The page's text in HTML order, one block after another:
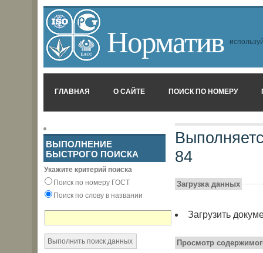
Норматив
ГЛАВНАЯ О САЙТЕ ПОИСК ПО НОМЕРУ
84
Загрузка данных
Загрузить
Просмотр
ВЫПОЛНЕНИЕ
БЫСТРОГО ПОИСКА
Укажите критерий поиска
Поиск по номеру ГОСТ
Поиск по слову в названии